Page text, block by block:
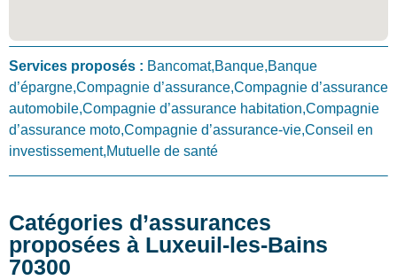
Services proposés : Bancomat,Banque,Banque
d’épargne,Compagnie d’assurance,Compagnie d’assurance
automobile,Compagnie d’assurance habitation,Compagnie
d’assurance moto,Compagnie d’assurance-vie,Conseil en
investissement,Mutuelle de santé
Catégories d’assurances
proposées à Luxeuil-les-Bains
70300